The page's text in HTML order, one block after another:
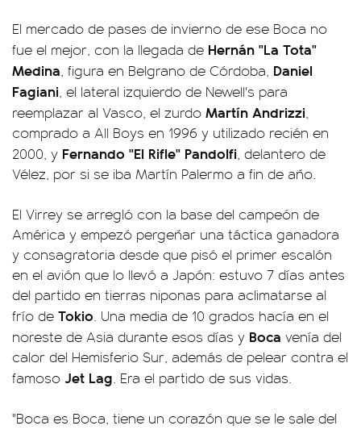
El mercado de pases de invierno de ese Boca no
fue el mejor, con la llegada de Hernán "La Tota"
Medina, figura en Belgrano de Córdoba, Daniel
Fagiani, el lateral izquierdo de Newell's para
reemplazar al Vasco, el zurdo Martín Andrizzi,
comprado a All Boys en 1996 y utilizado recién en
2000, y Fernando "El Rifle" Pandolfi, delantero de
Vélez, por si se iba Martín Palermo a fin de año.
El Virrey se arregló con la base del campeón de
América y empezó pergeñar una táctica ganadora
y consagratoria desde que pisó el primer escalón
en el avión que lo llevó a Japón: estuvo 7 días antes
del partido en tierras niponas para aclimatarse al
frío de Tokio. Una media de 10 grados hacía en el
noreste de Asia durante esos días y Boca venía del
calor del Hemisferio Sur, además de pelear contra el
famoso Jet Lag. Era el partido de sus vidas.
"Boca es Boca, tiene un corazón que se le sale del